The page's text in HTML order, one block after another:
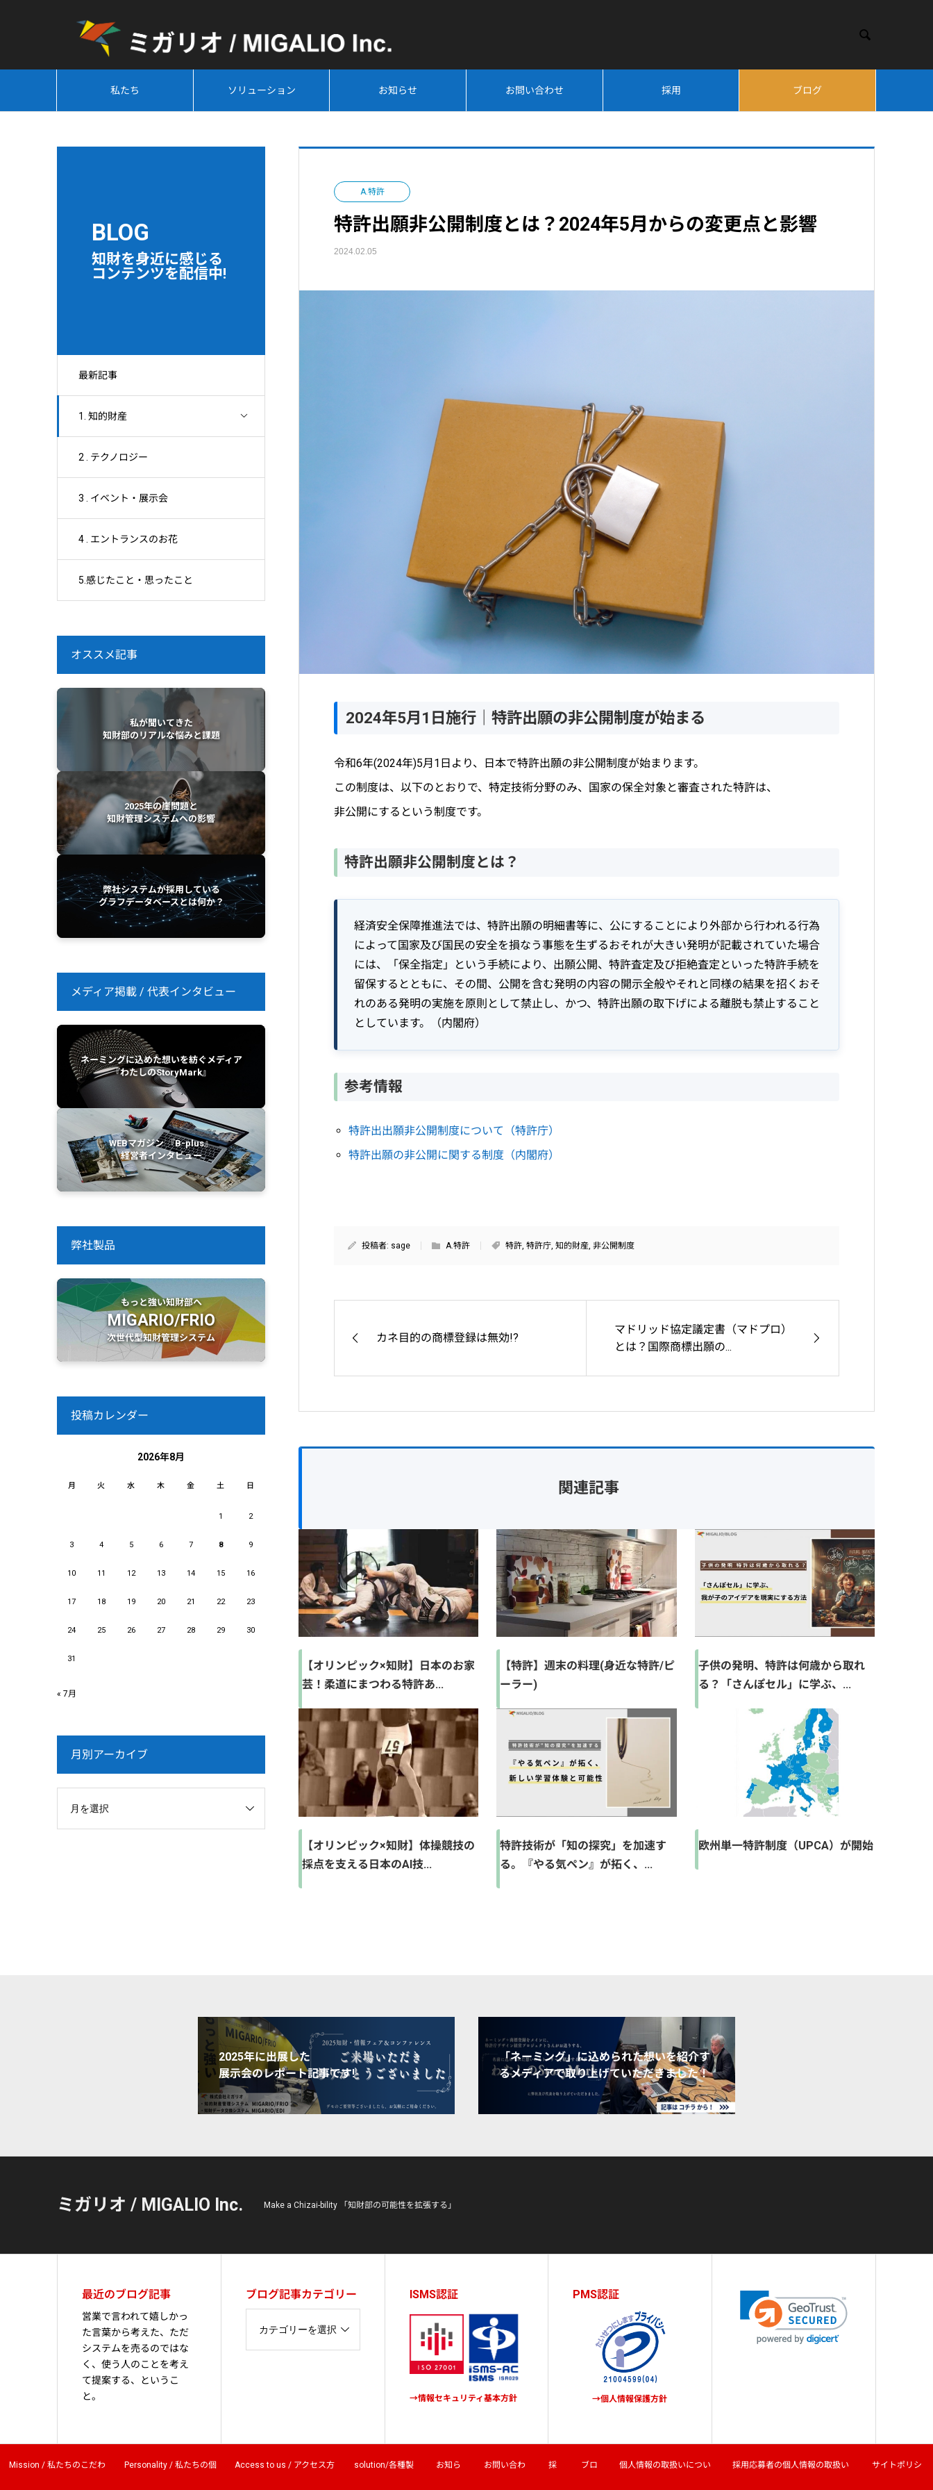

私たち ソリューション お知らせ お問い合わせ 採用 ブログ
BLOG
知財を身近に感じる
コンテンツを配信中!
最新記事
1. 知的財産
2 . テクノロジー
3 . イベント・展示会
4 . エントランスのお花
5.感じたこと・思ったこと
A.特許
特許出願非公開制度とは？2024年5月からの変更点と影響
2024.02.05
2024年5月1日施行｜特許出願の非公開制度が始まる
令和6年(2024年)5月1日より、日本で特許出願の非公開制度が始まります。
この制度は、以下のとおりで、特定技術分野のみ、国家の保全対象と審査された特許は、
非公開にするという制度です。
特許出願非公開制度とは？
経済安全保障推進法では、特許出願の明細書等に、公にすることにより外部から行われる行為
によって国家及び国民の安全を損なう事態を生ずるおそれが大きい発明が記載されていた場合
には、「保全指定」という手続により、出願公開、特許査定及び拒絶査定といった特許手続を
留保するとともに、その間、公開を含む発明の内容の開示全般やそれと同様の結果を招くおそ
れのある発明の実施を原則として禁止し、かつ、特許出願の取下げによる離脱も禁止すること
としています。（内閣府）
参考情報
特許出出願非公開制度について（特許庁）
特許出願の非公開に関する制度（内閣府）
投稿者: sage A.特許 特許 特許庁 知的財産 非公開制度
カネ目的の商標登録は無効!?
マドリッド協定議定書（マドプロ）
とは？国際商標出願の...
関連記事
【オリンピック×知財】日本のお家
芸！柔道にまつわる特許あ...
【特許】週末の料理(身近な特許/ピ
ーラー)
子供の発明、特許は何歳から取れ
る？「さんぽセル」に学ぶ、...
【オリンピック×知財】体操競技の
採点を支える日本のAI技...
特許技術が「知の探究」を加速す
る。『やる気ペン』が拓く、...
欧州単一特許制度（UPCA）が開始
オススメ記事
私が聞いてきた
知財部のリアルな悩みと課題
2025年の崖問題と
知財管理システムへの影響
弊社システムが採用している
グラフデータベースとは何か？
メディア掲載 / 代表インタビュー
ネーミングに込めた想いを紡ぐメディア
『わたしのStoryMark』
WEBマガジン 『B-plus』
経営者インタビュー
弊社製品
もっと強い知財部へ
MIGARIO/FRIO
次世代型知財管理システム
投稿カレンダー
2026年8月
月 火 水 木 金 土 日
1 2
3 4 5 6 7 8 9
10 11 12 13 14 15 16
17 18 19 20 21 22 23
24 25 26 27 28 29 30
31
« 7月
月別アーカイブ
2025年に出展した
展示会のレポート記事です!
「ネーミング」に込められた想いを紹介す
るメディアで取り上げていただきました！
ミガリオ / MIGALIO Inc. Make a Chizai-bility 「知財部の可能性を拡張する」
最近のブログ記事
営業で言われて嬉しかっ
た言葉から考えた、ただ
システムを売るのではな
く、使う人のことを考え
て提案する、というこ
と。
ブログ記事カテゴリー ISMS認証
→情報セキュリティ基本方針
PMS認証
→個人情報保護方針
Mission / 私たちのこだわ Personality / 私たちの個 Access to us / アクセス方 solution/各種製 お知ら お問い合わ 採 ブロ 個人情報の取扱いについ 採用応募者の個人情報の取扱い サイトポリシ